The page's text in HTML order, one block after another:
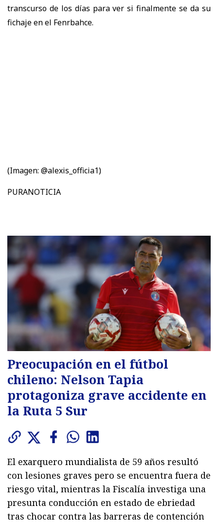
transcurso de los días para ver si finalmente se da su
fichaje en el Fenrbahce.
(Imagen: @alexis_officia1)
PURANOTICIA
Preocupación en el fútbol
chileno: Nelson Tapia
protagoniza grave accidente en
la Ruta 5 Sur
El exarquero mundialista de 59 años resultó
con lesiones graves pero se encuentra fuera de
riesgo vital, mientras la Fiscalía investiga una
presunta conducción en estado de ebriedad
tras chocar contra las barreras de contención